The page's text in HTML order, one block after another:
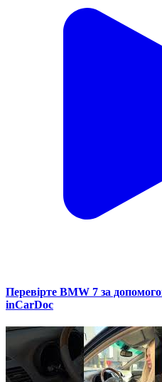
Перевірте BMW 7 за
inCarDoc